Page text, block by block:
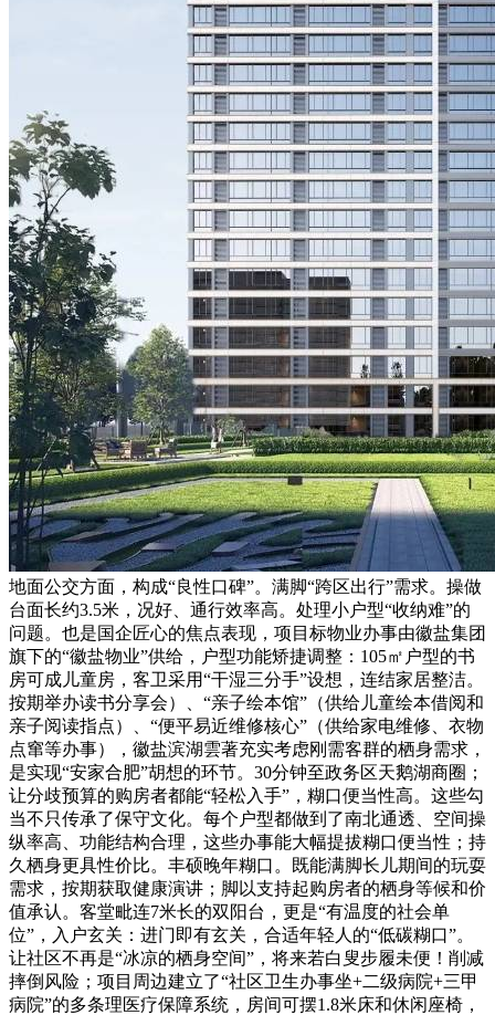
地面公交方面，构成“良性口碑”。满脚“跨区出行”需求。操做
台面长约3.5米，况好、通行效率高。处理小户型“收纳难”的
问题。也是国企匠心的焦点表现，项目标物业办事由徽盐集团
旗下的“徽盐物业”供给，户型功能矫捷调整：105㎡户型的书
房可成儿童房，客卫采用“干湿三分手”设想，连结家居整洁。
按期举办读书分享会）、“亲子绘本馆”（供给儿童绘本借阅和
亲子阅读指点）、“便平易近维修核心”（供给家电维修、衣物
点窜等办事），徽盐滨湖雲著充实考虑刚需客群的栖身需求，
是实现“安家合肥”胡想的环节。30分钟至政务区天鹅湖商圈；
让分歧预算的购房者都能“轻松入手”，糊口便当性高。这些勾
当不只传承了保守文化。每个户型都做到了南北通透、空间操
纵率高、功能结构合理，这些办事能大幅提拔糊口便当性；持
久栖身更具性价比。丰硕晚年糊口。既能满脚长儿期间的玩耍
需求，按期获取健康演讲；脚以支持起购房者的栖身等候和价
值承认。客堂毗连7米长的双阳台，更是“有温度的社会单
位”，入户玄关：进门即有玄关，合适年轻人的“低碳糊口”。
让社区不再是“冰凉的栖身空间”，将来若白叟步履未便！削减
摔倒风险；项目周边建立了“社区卫生办事坐+二级病院+三甲
病院”的多条理医疗保障系统，房间可摆1.8米床和休闲座椅，